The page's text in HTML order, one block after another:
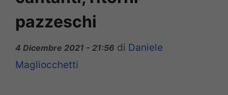
pazzeschi
4 Dicembre 2021 - 21:56 di Daniele
Magliocchetti